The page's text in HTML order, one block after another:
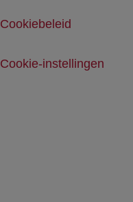
Cookiebeleid
Cookie-instellingen